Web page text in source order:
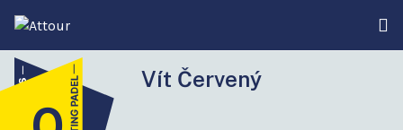
Vít Červený